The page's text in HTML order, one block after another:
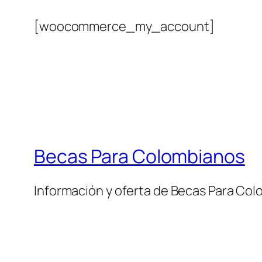
[woocommerce_my_account]
Becas Para Colombianos
Información y oferta de Becas Para